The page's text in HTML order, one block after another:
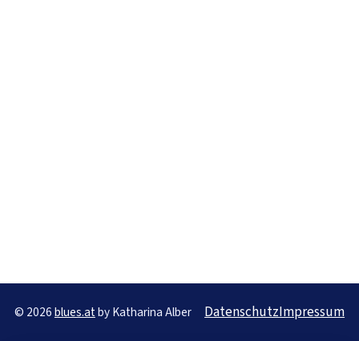
© 2026blues.atby Katharina Alber DatenschutzImpressum